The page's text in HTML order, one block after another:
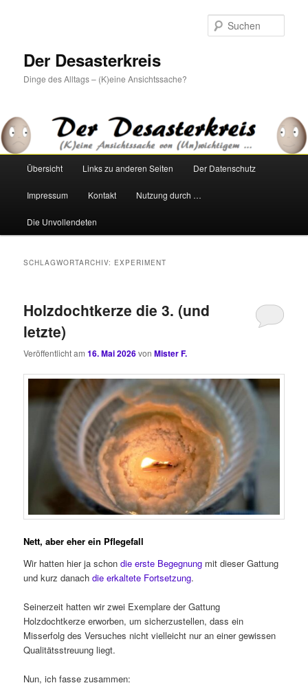
Der Desasterkreis
Dinge des Alltags – (K)eine Ansichtssache?
HauptmenüÜbersicht Links zu anderen Seiten Der Datenschutz
Impressum Kontakt Nutzung durch …
Die Unvollendeten
SCHLAGWORTARCHIV: EXPERIMENT
Holzdochtkerze die 3. (und
letzte)
Veröffentlicht am16. Mai 2026vonMister F.
Nett, aber eher ein Pflegefall
Wir hatten hier ja schondie erste Begegnung mit dieser Gattung
und kurz danachdie erkaltete Fortsetzung.
Seinerzeit hatten wir zwei Exemplare der Gattung
Holzdochtkerze erworben, um sicherzustellen, dass ein
Misserfolg des Versuches nicht vielleicht nur an einer gewissen
Qualitätsstreuung liegt.
Nun, ich fasse zusammen: